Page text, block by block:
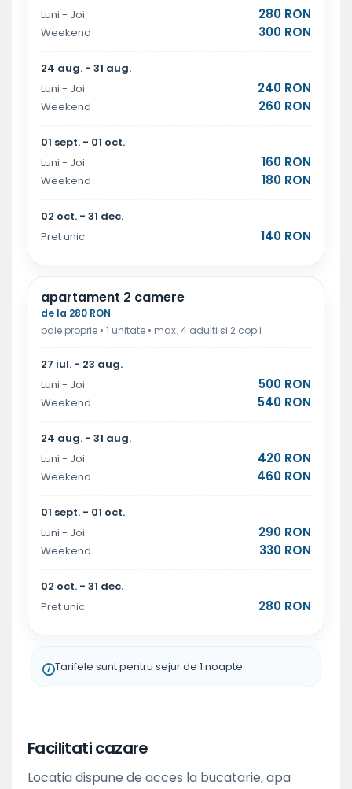
Luni - Joi
280 RON
Weekend 300 RON
24 aug. - 31 aug.
Luni - Joi
240 RON
Weekend 260 RON
01 sept. - 01 oct.
Luni - Joi
160 RON
Weekend 180 RON
02 oct. - 31 dec.
Pret unic
140 RON
apartament 2 camere
de la 280 RON
baie proprie • 1 unitate • max. 4 adulti si 2 copii
27 iul. - 23 aug.
Luni - Joi
500 RON
Weekend 540 RON
24 aug. - 31 aug.
Luni - Joi
420 RON
Weekend 460 RON
01 sept. - 01 oct.
Luni - Joi
290 RON
Weekend 330 RON
02 oct. - 31 dec.
Pret unic
280 RON
Tarifele sunt pentru sejur de 1 noapte.
Facilitati cazare
Locatia dispune de acces la bucatarie, apa